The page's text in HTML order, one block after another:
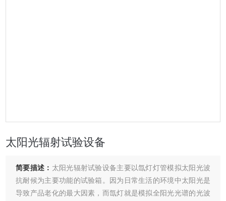
太阳光辐射试验设备
简要描述： 太阳光辐射试验设备主要以氙灯灯管模拟太阳光波
抗耐候为主要功能的试验箱。因为日常生活的环境中太阳光是
导致产品老化的最大因素，而氙灯就是模拟全阳光光谱的光波